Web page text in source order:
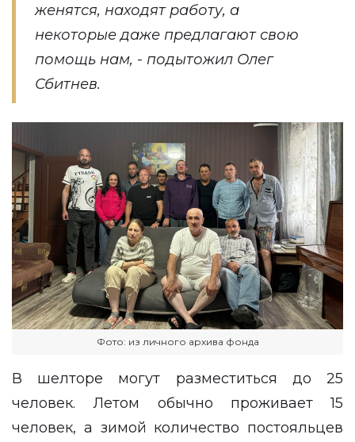
женятся, находят работу, а
некоторые даже предлагают свою
помощь нам, - подытожил Олег
Сбитнев.
Фото: из личного архива фонда
В шелторе могут разместиться до 25
человек. Летом обычно проживает 15
человек, а зимой количество постояльцев